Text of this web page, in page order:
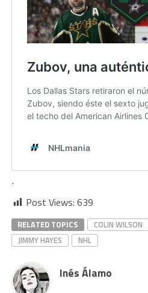
.
Post Views: 639
RELATED TOPICS COLIN WILSON
JIMMY HAYES
NHL
Inés Álamo